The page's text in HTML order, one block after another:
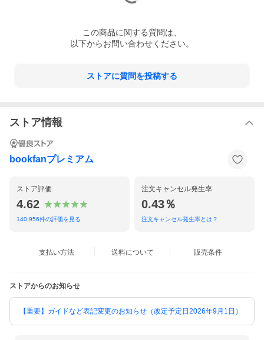
この商品に関する質問は、
以下からお問い合わせください。
ストアに質問を投稿する
ストア情報
bookfanプレミアム
ストア評価
4.62
140,956件の評価を見る
注文キャンセル発生率
0.43％
注文キャンセル発生率とは？
支払い方法 送料について 販売条件
ストアからのお知らせ
【重要】ガイドなど表記変更のお知らせ（改定予定日2026年9月1日）